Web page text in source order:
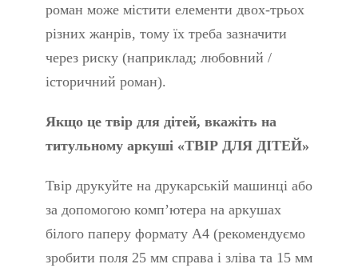
роман може містити елементи двох-трьох
різних жанрів, тому їх треба зазначити
через риску (наприклад; любовний /
історичний роман).
Якщо це твір для дітей, вкажіть на
титульному аркуші «ТВІР ДЛЯ ДІТЕЙ»
Твір друкуйте на друкарській машинці або
за допомогою комп’ютера на аркушах
білого паперу формату А4 (рекомендуємо
зробити поля 25 мм справа і зліва та 15 мм